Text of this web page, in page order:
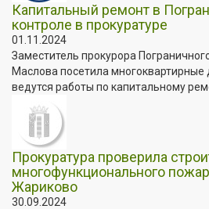
Капитальный ремонт в
контроле в прокуратуре
01.11.2024
Заместитель прокурора
Маслова посетила многоквартирные
ведутся работы по капитальному
Прокуратура проверила
многофункционального
Жариково
30.09.2024